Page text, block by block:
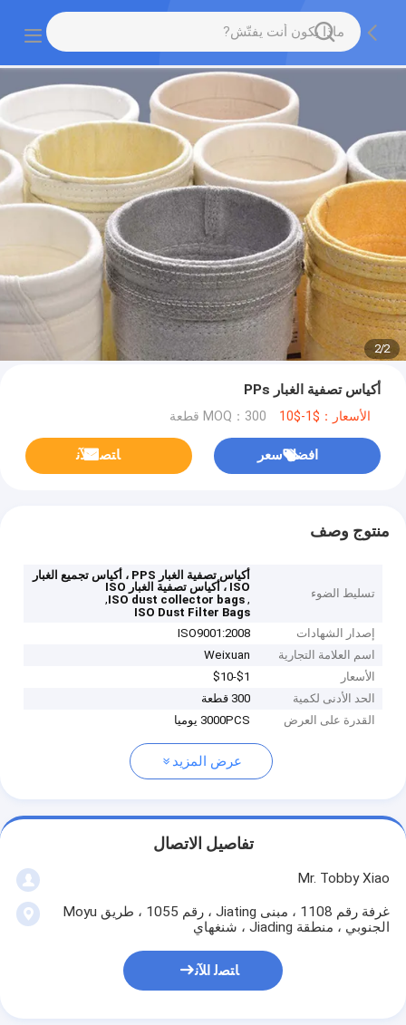
2
/
2
أكياس تصفية الغبار PPs
الأسعار：$1-$10 MOQ：300 قطعة
افضل سعر ﺎﺘﺼﻟ ﺍﻶﻧ
منتوج وصف
تسليط الضوء
أكياس تصفية الغبار PPS ، أكياس تجميع الغبار
ISO ، أكياس تصفية الغبار ISO
,
ISO dust collector bags
,
ISO Dust Filter Bags
إصدار الشهادات
ISO9001:2008
اسم العلامة التجارية
Weixuan
الأسعار
$1-$10
الحد الأدنى لكمية
300 قطعة
القدرة على العرض
3000PCS يوميا
عرض المزيد
تفاصيل الاتصال
Mr. Tobby Xiao
غرفة رقم 1108 ، مبنى Jiating ، رقم 1055 ، طريق Moyu
الجنوبي ، منطقة Jiading ، شنغهاي
ﺎﺘﺼﻟ ﺍﻶﻧ